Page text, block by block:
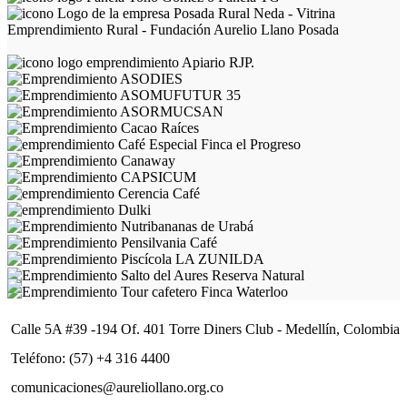
Calle 5A #39 -194 Of. 401 Torre Diners Club - Medellín, Colombia
Teléfono: (57) +4 316 4400
comunicaciones@aureliollano.org.co